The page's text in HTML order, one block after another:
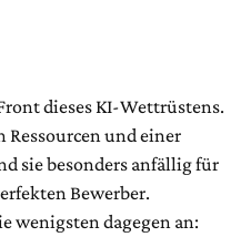
dieses KI-Wettrüstens.
und einer
sie besonders anfällig für
Bewerber.
wenigsten dagegen an: